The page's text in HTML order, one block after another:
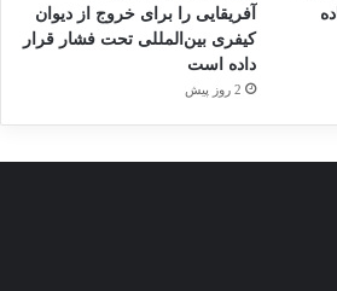
آفریقایی را برای خروج از دیوان
کیفری بین‌المللی تحت فشار قرار
داده است
2 روز پیش